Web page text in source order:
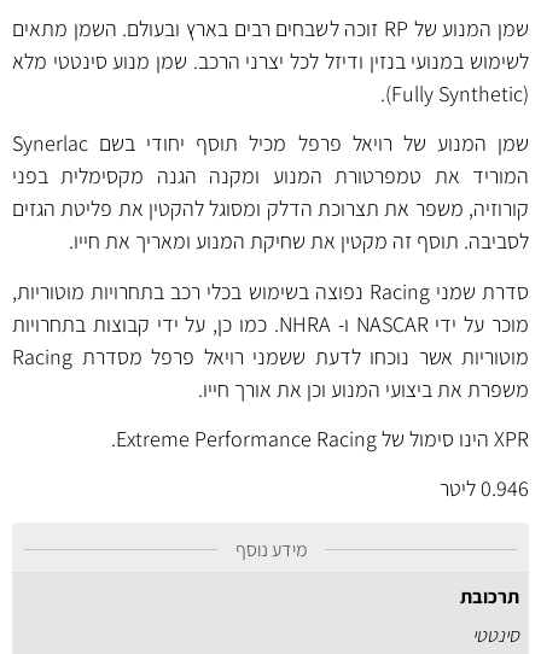
שמן המנוע של RP זוכה לשבחים רבים בארץ ובעולם. השמן מתאים
לשימוש במנועי בנזין ודיזל לכל יצרני הרכב. שמן מנוע סינטטי מלא
(Fully Synthetic).
שמן המנוע של רויאל פרפל מכיל תוסף יחודי בשם Synerlac
המוריד את טמפרטורת המנוע ומקנה הגנה מקסימלית בפני
קורוזיה, משפר את תצרוכת הדלק ומסוגל להקטין את פליטת הגזים
לסביבה. תוסף זה מקטין את שחיקת המנוע ומאריך את חייו.
סדרת שמני Racing נפוצה בשימוש בכלי רכב בתחרויות מוטוריות,
מוכר על ידי NASCAR ו- NHRA. כמו כן, על ידי קבוצות בתחרויות
מוטוריות אשר נוכחו לדעת ששמני רויאל פרפל מסדרת Racing
משפרת את ביצועי המנוע וכן את אורך חייו.
XPR הינו סימול של Extreme Performance Racing.
0.946 ליטר
מידע נוסף
תרכובת
סינטטי